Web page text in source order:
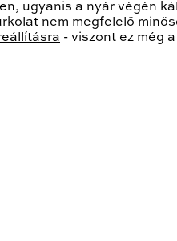
ugyanis a nyár végén
nem megfelelő
- viszont ez még